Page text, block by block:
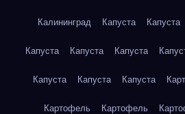
Калининград Капуста Капуста
Капуста Капуста Капуста
Капуста Капуста Капуста
Картофель Картофель